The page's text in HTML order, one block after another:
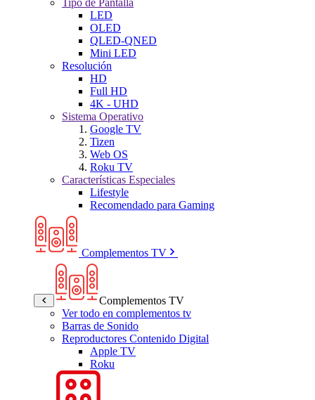
LED
OLED
QLED-QNED
Mini LED
Resolución
HD
Full HD
4K - UHD
Sistema Operativo
Google TV
Tizen
Web OS
Roku TV
Características Especiales
Lifestyle
Recomendado para Gaming
Complementos TV
Complementos TV
Ver todo en complementos tv
Barras de Sonido
Reproductores Contenido Digital
Apple TV
Roku